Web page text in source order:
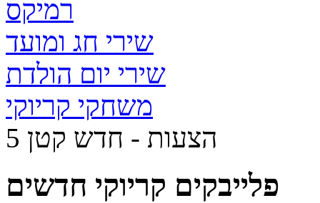
רמיקס
שירי חג ומועד
שירי יום הולדת
משחקי קריוקי
5 הצעות - חדש קטן
פלייבקים קריוקי חדשים